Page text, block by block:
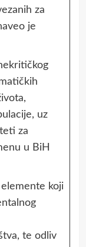
za
je
uz
za
u BiH
koji
te odliv